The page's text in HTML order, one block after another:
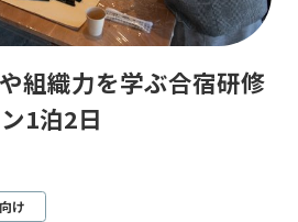
組織力を学ぶ合宿研修
1泊2日
け